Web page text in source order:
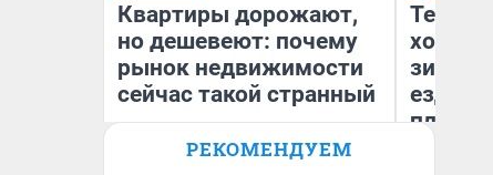
Квартиры дорожают,
но дешевеют: почему
рынок недвижимости
сейчас такой странный
Тепло
зимой.
ездит
плюсы
РЕКОМЕНДУЕМ